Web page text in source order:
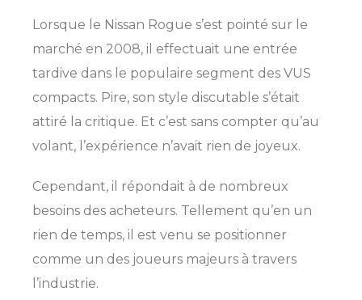
Lorsque le Nissan Rogue s’est pointé sur le
marché en 2008, il effectuait une entrée
tardive dans le populaire segment des VUS
compacts. Pire, son style discutable s’était
attiré la critique. Et c’est sans compter qu’au
volant, l’expérience n’avait rien de joyeux.
Cependant, il répondait à de nombreux
besoins des acheteurs. Tellement qu’en un
rien de temps, il est venu se positionner
comme un des joueurs majeurs à travers
l’industrie.